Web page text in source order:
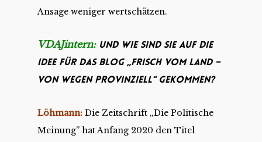
Ansage weniger wertschätzen.
VDAJintern: Und wie sind Sie auf die
Idee für das Blog „Frisch vom Land –
von wegen provinziell“ gekommen?
Löhmann: Die Zeitschrift „Die Politische
Meinung” hat Anfang 2020 den Titel